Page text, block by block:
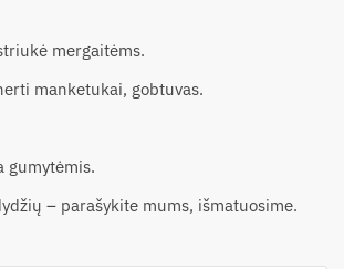
mergaitėms.
manketukai, gobtuvas.
gumytėmis.
– parašykite mums, išmatuosime.